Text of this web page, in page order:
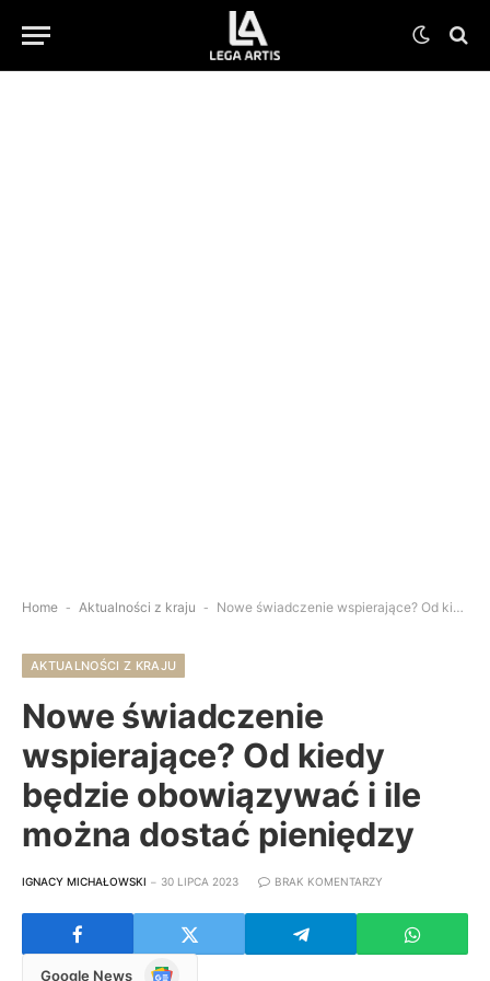
Home - Aktualności z kraju - Nowe świadczenie wspierające? Od kiedy będzie obowiązywać i ile można dostać pieniędzy
AKTUALNOŚCI Z KRAJU
Nowe świadczenie
wspierające? Od kiedy
będzie obowiązywać i ile
można dostać pieniędzy
IGNACY MICHAŁOWSKI 30 LIPCA 2023 BRAK KOMENTARZY
Google News Google